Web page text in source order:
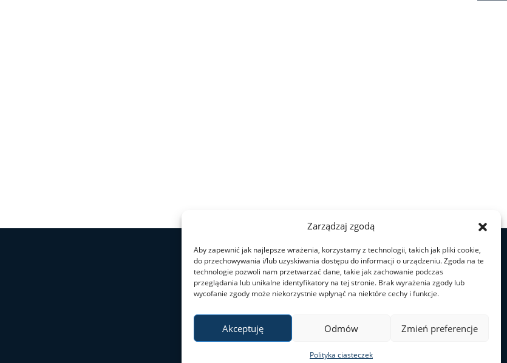
Zarządzaj zgodą
Aby zapewnić jak najlepsze wrażenia, korzystamy z technologii, takich jak pliki cookie,
do przechowywania i/lub uzyskiwania dostępu do informacji o urządzeniu. Zgoda na te
technologie pozwoli nam przetwarzać dane, takie jak zachowanie podczas
przeglądania lub unikalne identyfikatory na tej stronie. Brak wyrażenia zgody lub
wycofanie zgody może niekorzystnie wpłynąć na niektóre cechy i funkcje.
Akceptuję Odmów Zmień preferencje
Polityka ciasteczek